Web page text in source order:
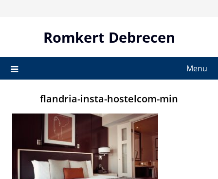
Romkert Debrecen
Menu
flandria-insta-hostelcom-min